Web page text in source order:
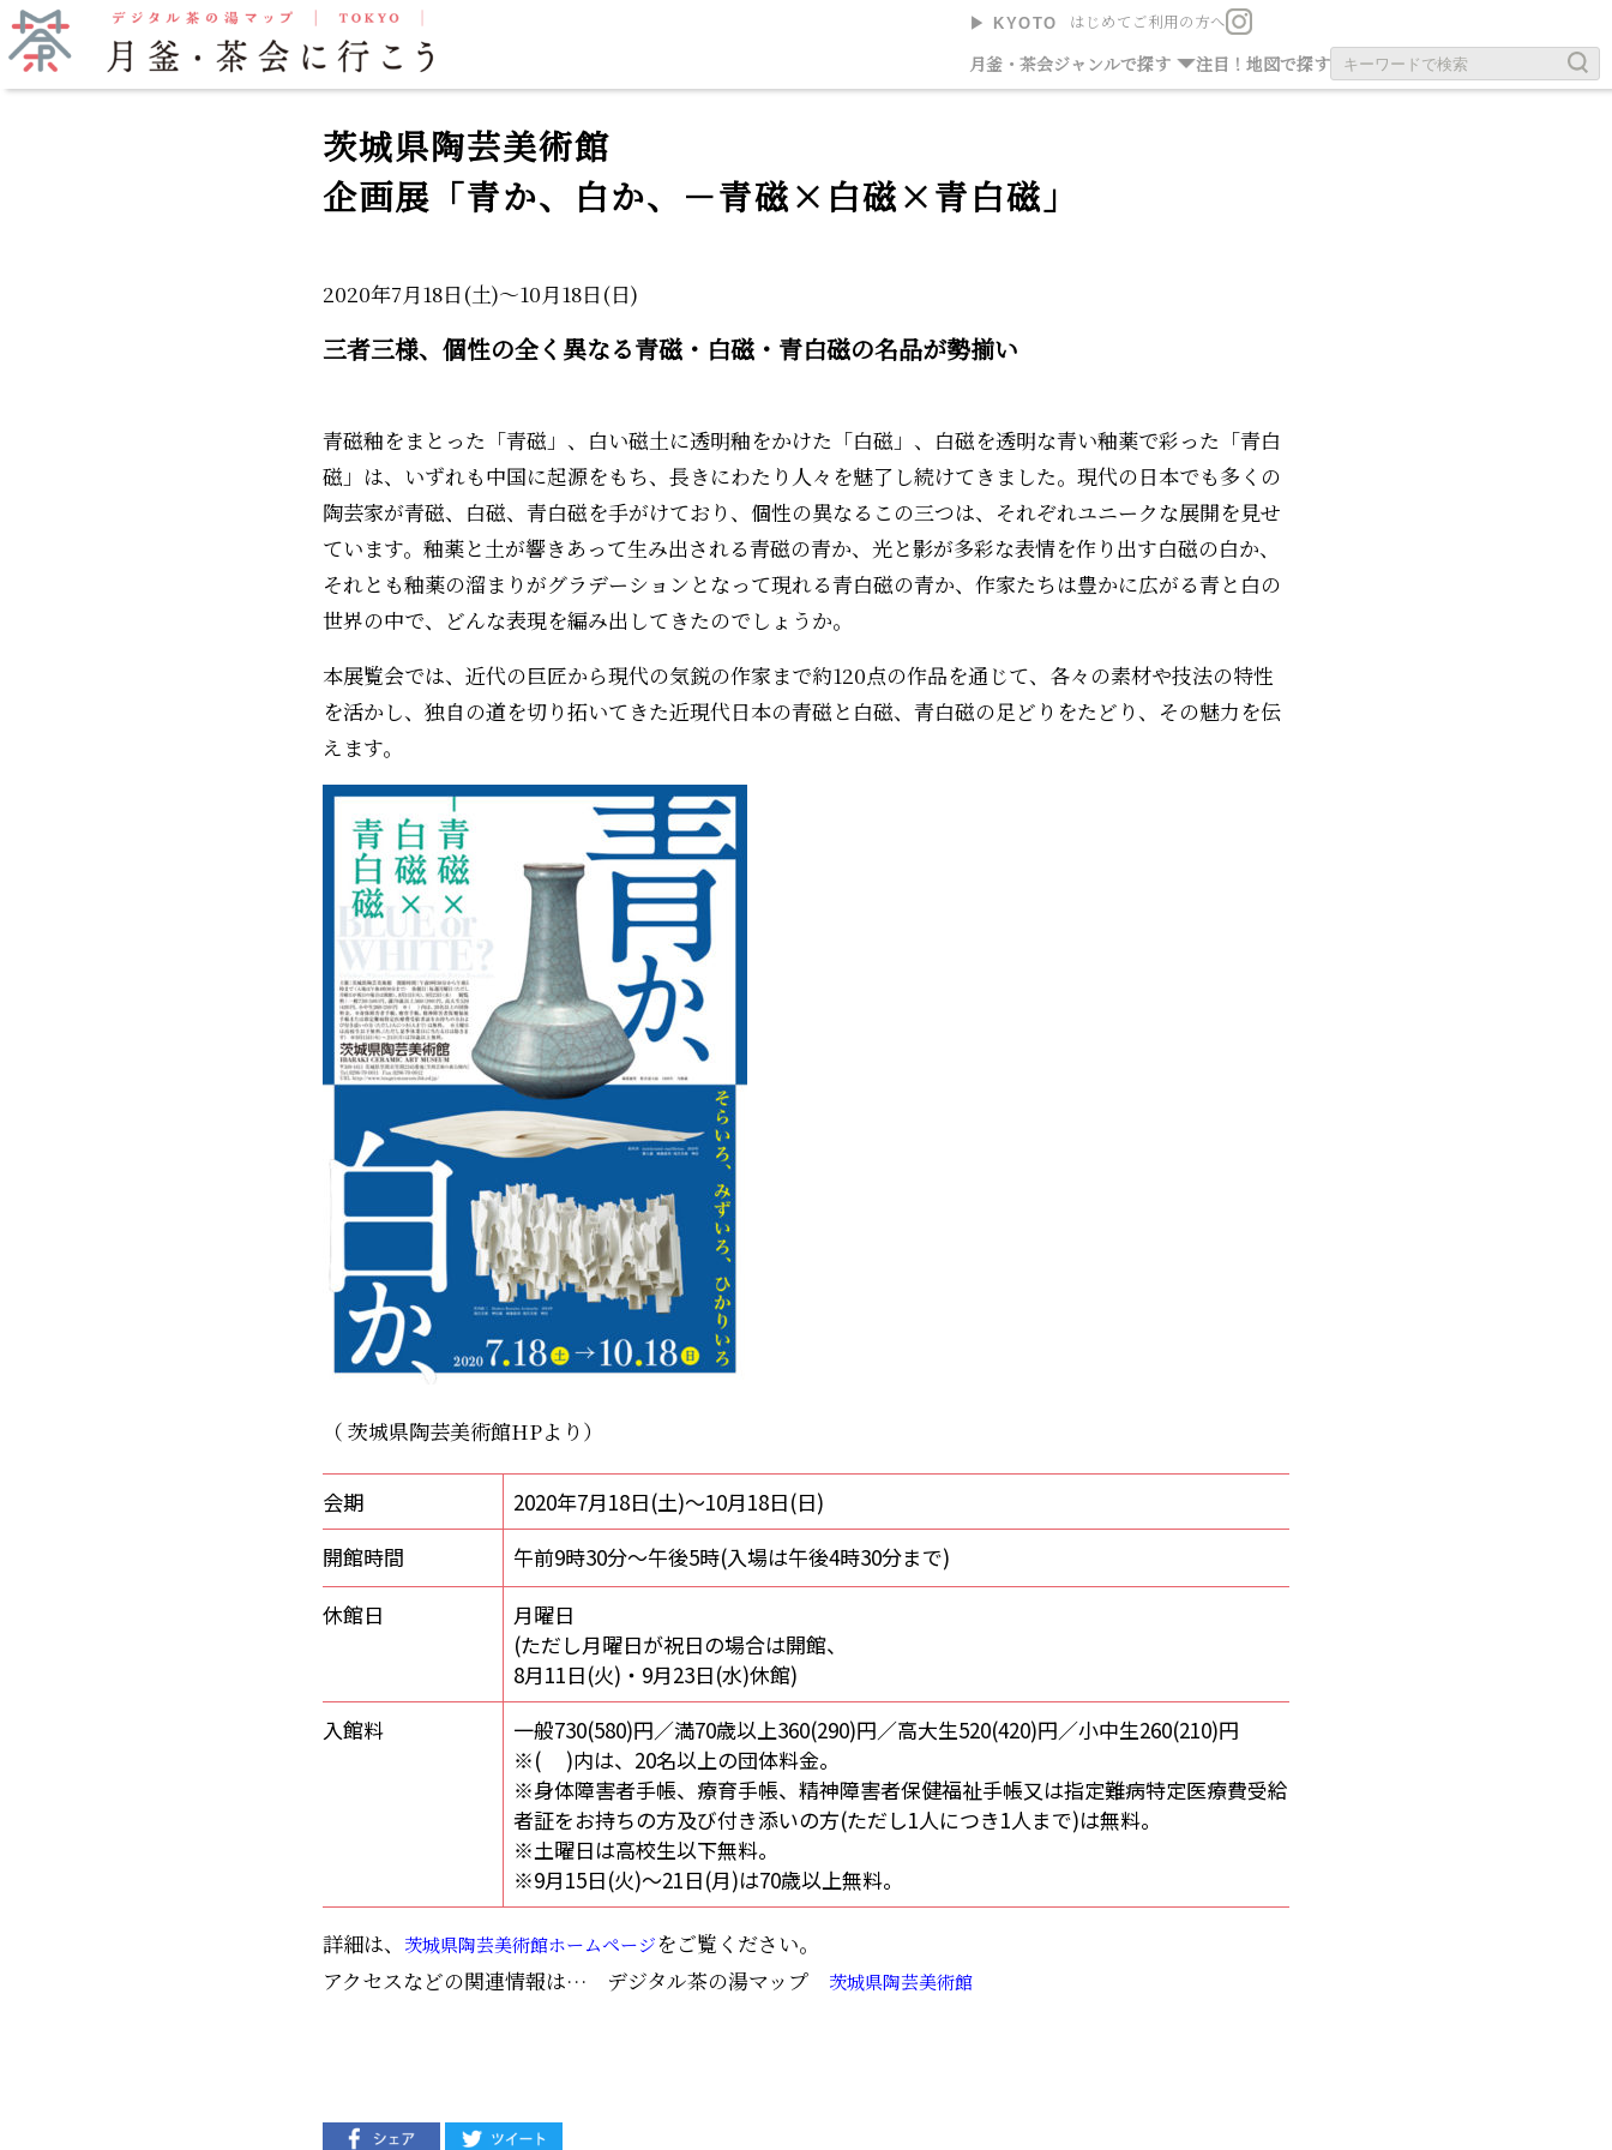
▶︎ KYOTO はじめてご利用の方へ
月釜・茶会ジャンルで探す 注目！ 地図で探す
抹茶をいただく お茶の旧跡
茨城県陶芸美術館
企画展「青か、白か、－青磁×白磁×青白磁」
2020年7月18日(土)～10月18日(日)
三者三様、個性の全く異なる青磁・白磁・青白磁の名品が勢揃い
青磁釉をまとった「青磁」、白い磁土に透明釉をかけた「白磁」、白磁を透明な青い釉薬で彩った「青白
磁」は、いずれも中国に起源をもち、長きにわたり人々を魅了し続けてきました。現代の日本でも多くの
陶芸家が青磁、白磁、青白磁を手がけており、個性の異なるこの三つは、それぞれユニークな展開を見せ
ています。釉薬と土が響きあって生み出される青磁の青か、光と影が多彩な表情を作り出す白磁の白か、
それとも釉薬の溜まりがグラデーションとなって現れる青白磁の青か、作家たちは豊かに広がる青と白の
世界の中で、どんな表現を編み出してきたのでしょうか。
本展覧会では、近代の巨匠から現代の気鋭の作家まで約120点の作品を通じて、各々の素材や技法の特性
を活かし、独自の道を切り拓いてきた近現代日本の青磁と白磁、青白磁の足どりをたどり、その魅力を伝
えます。
（ 茨城県陶芸美術館HPより）
会期
2020年7月18日(土)～10月18日(日)
開館時間
午前9時30分〜午後5時(入場は午後4時30分まで)
休館日
月曜日
(ただし月曜日が祝日の場合は開館、
8月11日(火)・9月23日(水)休館)
入館料
一般730(580)円／満70歳以上360(290)円／高大生520(420)円／小中生260(210)円
※( )内は、20名以上の団体料金。
※身体障害者手帳、療育手帳、精神障害者保健福祉手帳又は指定難病特定医療費受給
者証をお持ちの方及び付き添いの方(ただし1人につき1人まで)は無料。
※土曜日は高校生以下無料。
※9月15日(火)～21日(月)は70歳以上無料。
詳細は、 茨城県陶芸美術館ホームページをご覧ください。
アクセスなどの関連情報は… デジタル茶の湯マップ
茨城県陶芸美術館